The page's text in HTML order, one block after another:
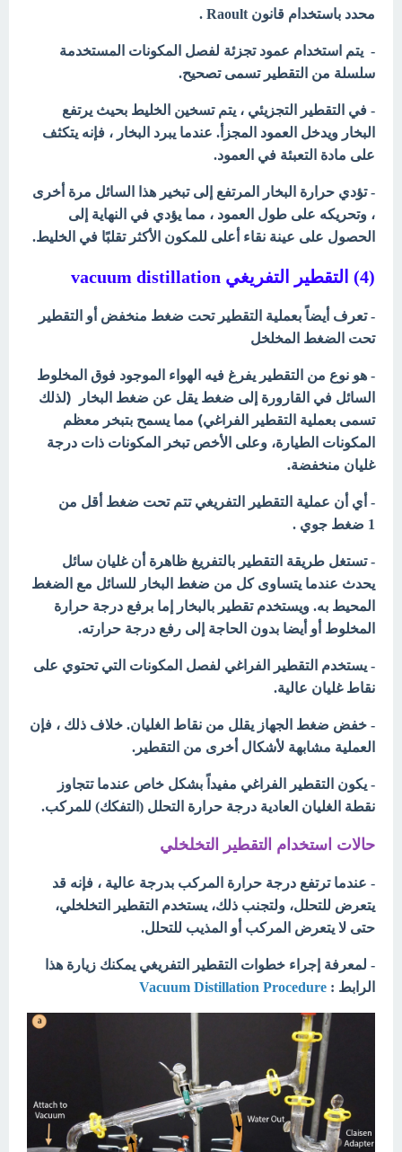
محدد باستخدام قانون Raoult .
- يتم استخدام عمود تجزئة لفصل المكونات المستخدمة
سلسلة من التقطير تسمى تصحيح.
- في التقطير التجزيئي ، يتم تسخين الخليط بحيث يرتفع
البخار ويدخل العمود المجزأ. عندما يبرد البخار ، فإنه يتكثف
على مادة التعبئة في العمود.
- تؤدي حرارة البخار المرتفع إلى تبخير هذا السائل مرة أخرى
، وتحريكه على طول العمود ، مما يؤدي في النهاية إلى
الحصول على عينة نقاء أعلى للمكون الأكثر تقلبًا في الخليط.
(4) التقطير التفريغي vacuum distillation
- تعرف أيضاً بعملية التقطير تحت ضغط منخفض أو التقطير
تحت الضغط المخلخل
- هو نوع من التقطير يفرغ فيه الهواء الموجود فوق المخلوط
السائل في القارورة إلى ضغط يقل عن ضغط البخار (لذلك
تسمى بعملية التقطير الفراغي) مما يسمح بتبخر معظم
المكونات الطيارة، وعلى الأخص تبخر المكونات ذات درجة
غليان منخفضة.
- أي أن عملية التقطير التفريغي تتم تحت ضغط أقل من
1 ضغط جوي .
- تستغل طريقة التقطير بالتفريغ ظاهرة أن غليان سائل
يحدث عندما يتساوى كل من ضغط البخار للسائل مع الضغط
المحيط به. ويستخدم تقطير بالبخار إما برفع درجة حرارة
المخلوط أو أيضا بدون الحاجة إلى رفع درجة حرارته.
- يستخدم التقطير الفراغي لفصل المكونات التي تحتوي على
نقاط غليان عالية.
- خفض ضغط الجهاز يقلل من نقاط الغليان. خلاف ذلك ، فإن
العملية مشابهة لأشكال أخرى من التقطير.
- يكون التقطير الفراغي مفيداً بشكل خاص عندما تتجاوز
نقطة الغليان العادية درجة حرارة التحلل (التفكك) للمركب.
حالات استخدام التقطير التخلخلي
- عندما ترتفع درجة حرارة المركب بدرجة عالية ، فإنه قد
يتعرض للتحلل، ولتجنب ذلك، يستخدم التقطير التخلخلي،
حتى لا يتعرض المركب أو المذيب للتحلل.
- لمعرفة إجراء خطوات التقطير التفريغي يمكنك زيارة هذا
الرابط : Vacuum Distillation Procedure